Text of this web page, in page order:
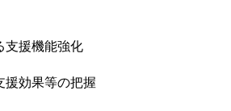
援機能強化
効果等の把握